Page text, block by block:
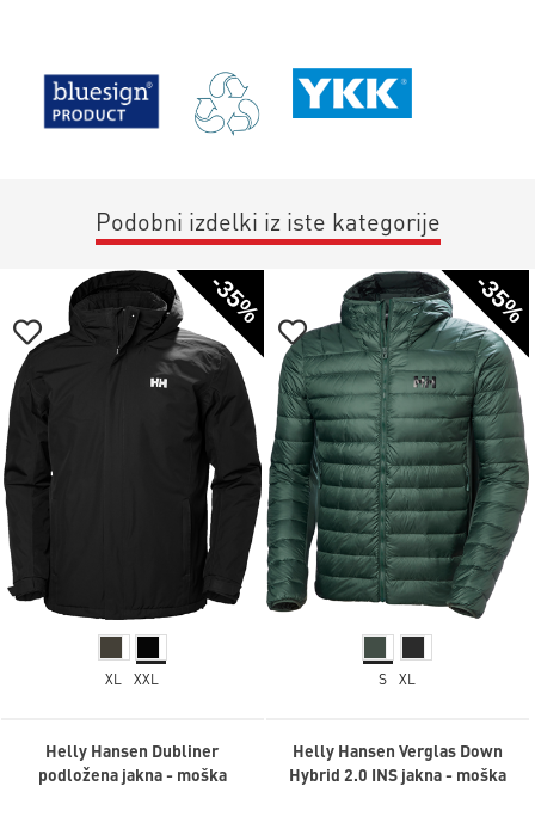
Podobni izdelki iz iste kategorije
-35%
XL XXL
Helly Hansen Dubliner
podložena jakna - moška
-35%
S XL
Helly Hansen Verglas Down
Hybrid 2.0 INS jakna - moška